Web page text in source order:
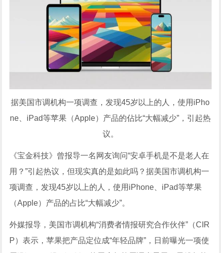
据美国市调机构一项调查，发现45岁以上的人，使用iPho
ne、iPad等苹果（Apple）产品的佔比“大幅减少”，引起热
议。
《宝金科技》曾报导一名网友询问“安卓手机是不是老人在
用？”引起热议，但现实真的是如此吗？据美国市调机构一
项调查，发现45岁以上的人，使用iPhone、iPad等苹果
（Apple）产品的占比“大幅减少”。
外媒报导，美国市调机构“消费者情报研究合作伙伴”（CIR
P）表示，苹果把产品定位成“年轻品牌”，日前曝光一项使